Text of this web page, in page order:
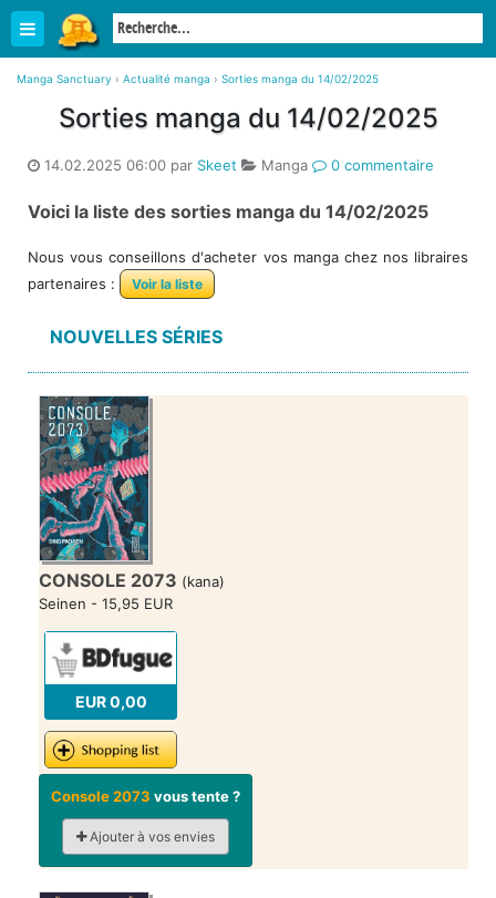
Manga Sanctuary › Actualité manga › Sorties manga du 14/02/2025
Sorties manga du 14/02/2025
14.02.2025 06:00 par Skeet Manga 0 commentaire
Voici la liste des sorties manga du 14/02/2025
Nous vous conseillons d'acheter vos manga chez nos libraires
partenaires :
Voir la liste
NOUVELLES SÉRIES
CONSOLE 2073 (kana)
Seinen - 15,95 EUR
EUR 0,00
Console 2073 vous tente ?
Ajouter à vos envies